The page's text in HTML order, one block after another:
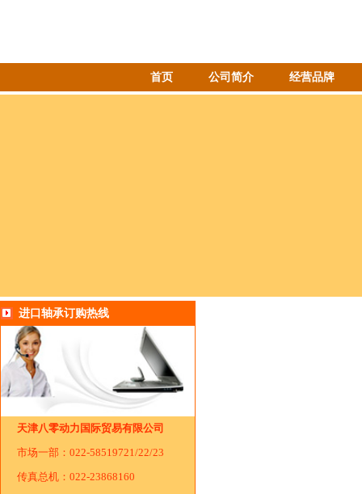
首页 公司简介 经营品牌
进口轴承订购热线
天津八零动力国际贸易有限公司
市场一部：022-58519721/22/23
传真总机：022-23868160